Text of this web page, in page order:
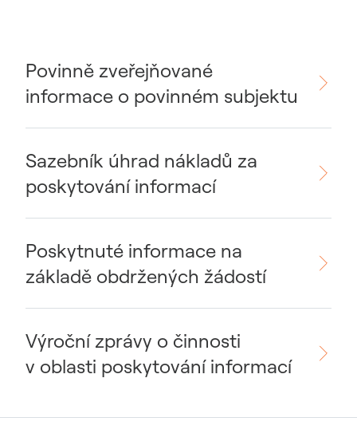
Povinně zveřejňované
informace o povinném subjektu
Sazebník úhrad nákladů za
poskytování informací
Poskytnuté informace na
základě obdržených žádostí
Výroční zprávy o činnosti
v oblasti poskytování informací